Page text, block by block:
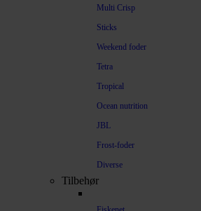
Multi Crisp
Sticks
Weekend foder
Tetra
Tropical
Ocean nutrition
JBL
Frost-foder
Diverse
Tilbehør